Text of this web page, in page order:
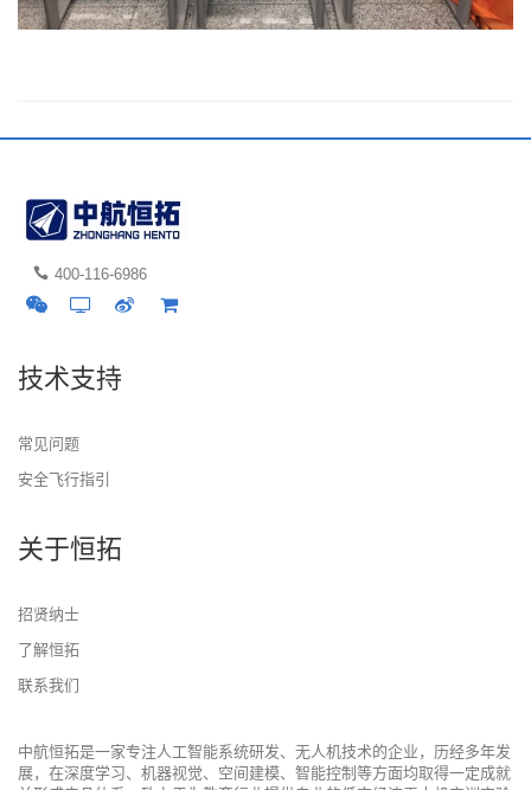
400-116-6986
技术支持
常见问题
安全飞行指引
关于恒拓
招贤纳士
了解恒拓
联系我们
中航恒拓是一家专注人工智能系统研发、无人机技术的企业，历经多年发
展，在深度学习、机器视觉、空间建模、智能控制等方面均取得一定成就